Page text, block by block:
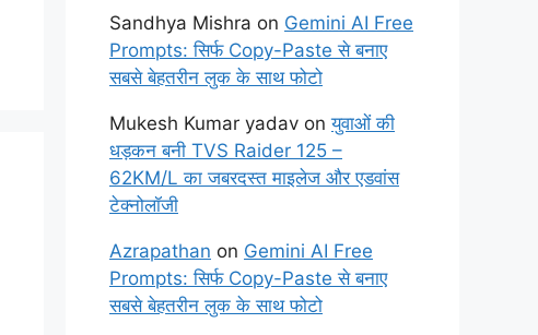
Sandhya Mishra on Gemini AI Free
Prompts: सिर्फ Copy-Paste से बनाए
सबसे बेहतरीन लुक के साथ फोटो
Mukesh Kumar yadav onयुवाओं की
धड़कन बनी TVS Raider 125 –
62KM/L का जबरदस्त माइलेज और एडवांस
टेक्नोलॉजी
Azrapathan on Gemini AI Free
Prompts: सिर्फ Copy-Paste से बनाए
सबसे बेहतरीन लुक के साथ फोटो